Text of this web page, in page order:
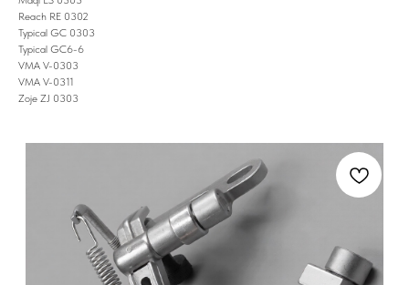
Reach RE 0302
Typical GC 0303
Typical GC6-6
VMA V-0303
VMA V-0311
Zoje ZJ 0303